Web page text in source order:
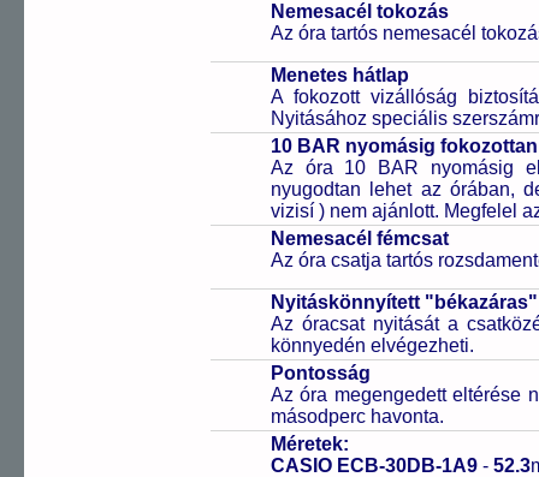
Nemesacél tokozás
Az óra tartós nemesacél
Menetes hátlap
A fokozott vizállóság
Nyitásához speciális
10 BAR nyomásig
Az óra 10 BAR nyomásig
nyugodtan lehet az órában,
vizisí ) nem ajánlott. Megfelel
Nemesacél fémcsat
Az óra csatja tartós
Nyitáskönnyített
Az óracsat nyitását a
könnyedén elvégezheti.
Pontosság
Az óra megengedett eltérése
másodperc havonta.
Méretek:
CASIO ECB-30DB-1A9 - 52.3